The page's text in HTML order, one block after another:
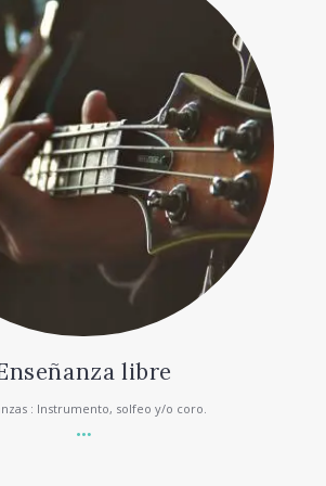
libre
: Instrumento, solfeo y/o coro.